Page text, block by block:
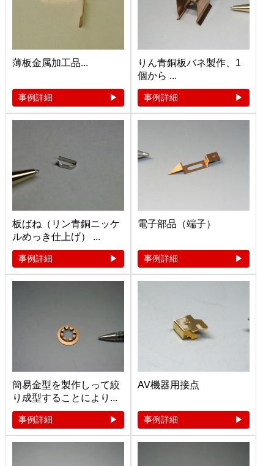
薄板金属加工品...
事例詳細
りん青銅板バネ製作、1
個から ...
事例詳細
板ばね（リン青銅ニッケ
ルめっき仕上げ） ...
事例詳細
電子部品（端子）
事例詳細
簡易金型を製作しって絞
り成型することにより...
事例詳細
AV機器用接点
事例詳細